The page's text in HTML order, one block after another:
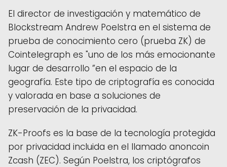
El director de investigación y matemático de
Blockstream Andrew Poelstra en el sistema de
prueba de conocimiento cero (prueba ZK) de
Cointelegraph es "uno de los más emocionante
lugar de desarrollo ”en el espacio de la
geografía. Este tipo de criptografía es conocida
y valorada en base a soluciones de
preservación de la privacidad.
ZK-Proofs es la base de la tecnología protegida
por privacidad incluida en el llamado anoncoin
Zcash (ZEC). Según Poelstra, los criptógrafos